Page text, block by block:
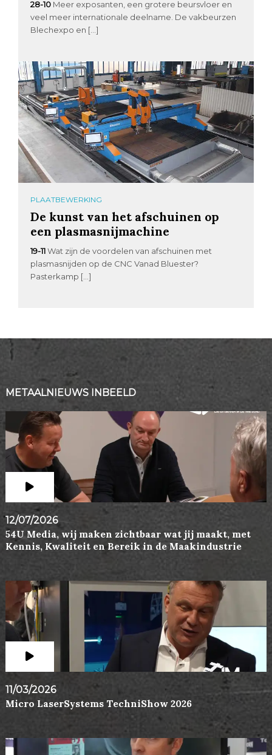
28-10 Meer exposanten, een grotere beursvloer en
veel meer internationale deelname. De vakbeurzen
Blechexpo en […]
PLAATBEWERKING
De kunst van het afschuinen op
een plasmasnijmachine
19-11 Wat zijn de voordelen van afschuinen met
plasmasnijden op de CNC Vanad Bluester?
Pasterkamp […]
METAALNIEUWS INBEELD
12/07/2026
54U Media, wij maken zichtbaar wat jij maakt, met
Kennis, Kwaliteit en Bereik in de Maakindustrie
11/03/2026
Micro LaserSystems TechniShow 2026